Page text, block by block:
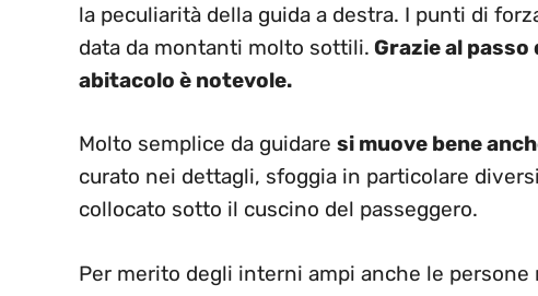
la peculiarità della guida a destra. I punti di
data da montanti molto sottili. Grazie al
abitacolo è notevole.
Molto semplice da guidare si muove bene
curato nei dettagli, sfoggia in particolare
collocato sotto il cuscino del passeggero.
Per merito degli interni ampi anche le